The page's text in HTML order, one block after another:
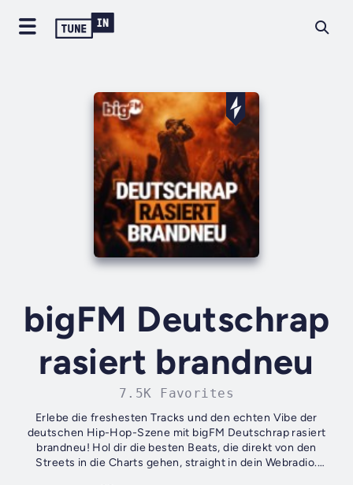
bigFM Deutschrap
rasiert brandneu
7.5K Favorites
Erlebe die freshesten Tracks und den echten Vibe der
deutschen Hip-Hop-Szene mit bigFM Deutschrap rasiert
brandneu! Hol dir die besten Beats, die direkt von den
Streets in die Charts gehen, straight in dein Webradio.